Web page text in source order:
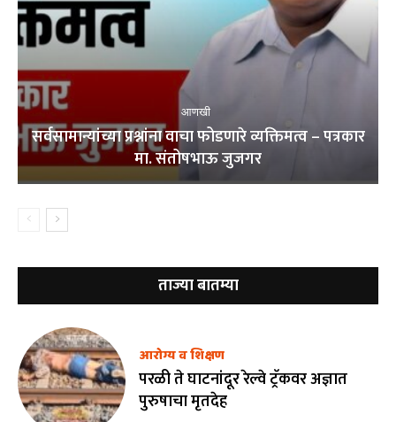
आणखी
सर्वसामान्यांच्या प्रश्नांना वाचा फोडणारे व्यक्तिमत्व – पत्रकार
मा. संतोषभाऊ जुजगर
ताज्या बातम्या
आरोग्य व शिक्षण
परळी ते घाटनांदूर रेल्वे ट्रॅकवर अज्ञात
पुरुषाचा मृतदेह